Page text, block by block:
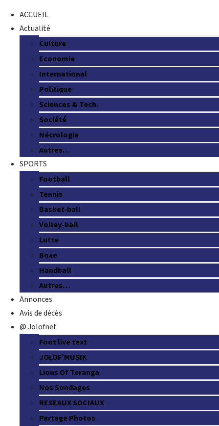
ACCUEIL
Actualité
Culture
Economie
International
Politique
Sciences & Tech.
Société
Nécrologie
Autres…
SPORTS
Football
Tennis
Basket-ball
Volley-ball
Lutte
Boxe
Handball
Autres…
Annonces
Avis de décès
@ Jolofnet
Foot live text
JOLOF’MUSIK
Lions Of Teranga
Nos Sondages
RESEAUX SOCIAUX
Partage Photos